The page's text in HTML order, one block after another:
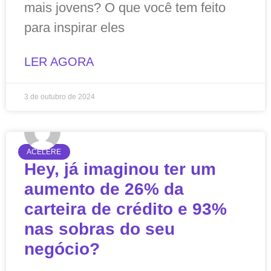
mais jovens? O que você tem feito
para inspirar eles
LER AGORA
3 de outubro de 2024
ACELERE
Hey, já imaginou ter um
aumento de 26% da
carteira de crédito e 93%
nas sobras do seu
negócio?